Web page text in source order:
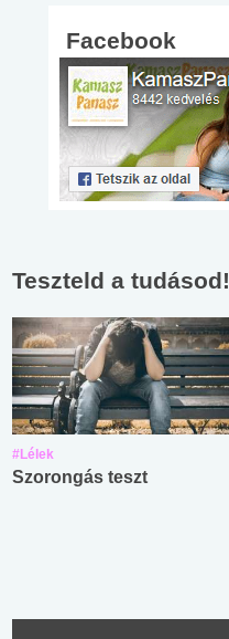
Facebook
Teszteld a tudásod!
#Lélek
Szorongás teszt